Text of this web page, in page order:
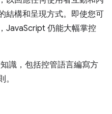
結構和呈現方式。即使您可
JavaScript 仍能大幅掌控
識，包括控管語言編寫方